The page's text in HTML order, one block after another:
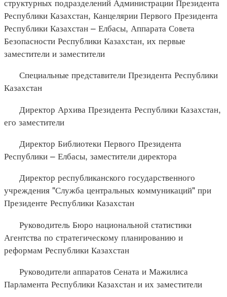
Республики Казахстан, Канцелярии Первого Президента
Республики Казахстан – Елбасы, Аппарата Совета
Безопасности Республики Казахстан, их первые
заместители и заместители
Специальные представители Президента Республики
Казахстан
Директор Архива Президента Республики Казахстан,
его заместители
Директор Библиотеки Первого Президента
Республики – Елбасы, заместители директора
Директор республиканского государственного
учреждения "Служба центральных коммуникаций" при
Президенте Республики Казахстан
Руководитель Бюро национальной статистики
Агентства по стратегическому планированию и
реформам Республики Казахстан
Руководители аппаратов Сената и Мажилиса
Парламента Республики Казахстан и их заместители